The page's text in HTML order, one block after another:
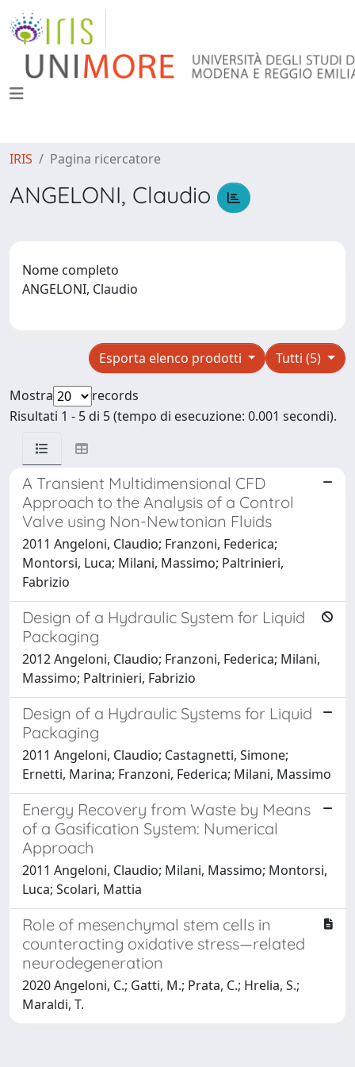
IRIS Pagina ricercatore
ANGELONI, Claudio
Nome completo
ANGELONI, Claudio
Tutti (5)
Esporta elenco prodotti
Mostra
records
Risultati 1 - 5 di 5 (tempo di esecuzione: 0.001 secondi).
A Transient Multidimensional CFD
Approach to the Analysis of a Control
Valve using Non-Newtonian Fluids
2011 Angeloni, Claudio; Franzoni, Federica;
Montorsi, Luca; Milani, Massimo; Paltrinieri,
Fabrizio
Design of a Hydraulic System for Liquid
Packaging
2012 Angeloni, Claudio; Franzoni, Federica; Milani,
Massimo; Paltrinieri, Fabrizio
Design of a Hydraulic Systems for Liquid
Packaging
2011 Angeloni, Claudio; Castagnetti, Simone;
Ernetti, Marina; Franzoni, Federica; Milani, Massimo
Energy Recovery from Waste by Means
of a Gasification System: Numerical
Approach
2011 Angeloni, Claudio; Milani, Massimo; Montorsi,
Luca; Scolari, Mattia
Role of mesenchymal stem cells in
counteracting oxidative stress—related
neurodegeneration
2020 Angeloni, C.; Gatti, M.; Prata, C.; Hrelia, S.;
Maraldi, T.